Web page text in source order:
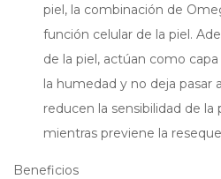
piel, la combinación de
función celular de la piel.
de la piel, actúan como
la humedad y no deja pasar
reducen la sensibilidad de la
mientras previene la
Beneficios